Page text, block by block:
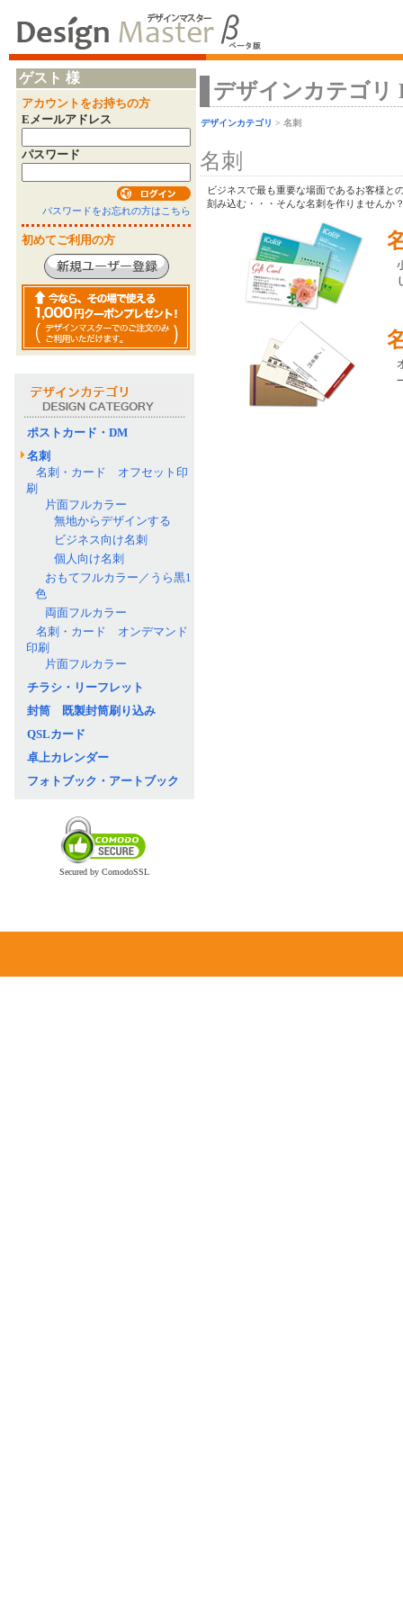
ゲスト 様
アカウントをお持ちの方
Eメールアドレス
パスワード
パスワードをお忘れの方はこちら
初めてご利用の方
ポストカード・DM
名刺
名刺・カード オフセット印
刷
片面フルカラー
無地からデザインする
ビジネス向け名刺
個人向け名刺
おもてフルカラー／うら黒1
色
両面フルカラー
名刺・カード オンデマンド
印刷
片面フルカラー
チラシ・リーフレット
封筒 既製封筒刷り込み
QSLカード
卓上カレンダー
フォトブック・アートブック
Secured by ComodoSSL
デザインカテゴリ
デザインカテゴリ > 名刺
名刺
ビジネスで最も重要な場面であるお客様と
刻み込む・・・そんな名刺を作りませんか